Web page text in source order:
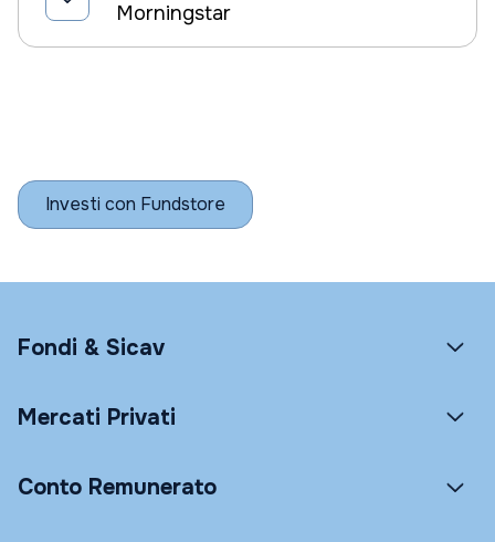
Morningstar
Investi con Fundstore
Fondi & Sicav
Mercati Privati
Conto Remunerato